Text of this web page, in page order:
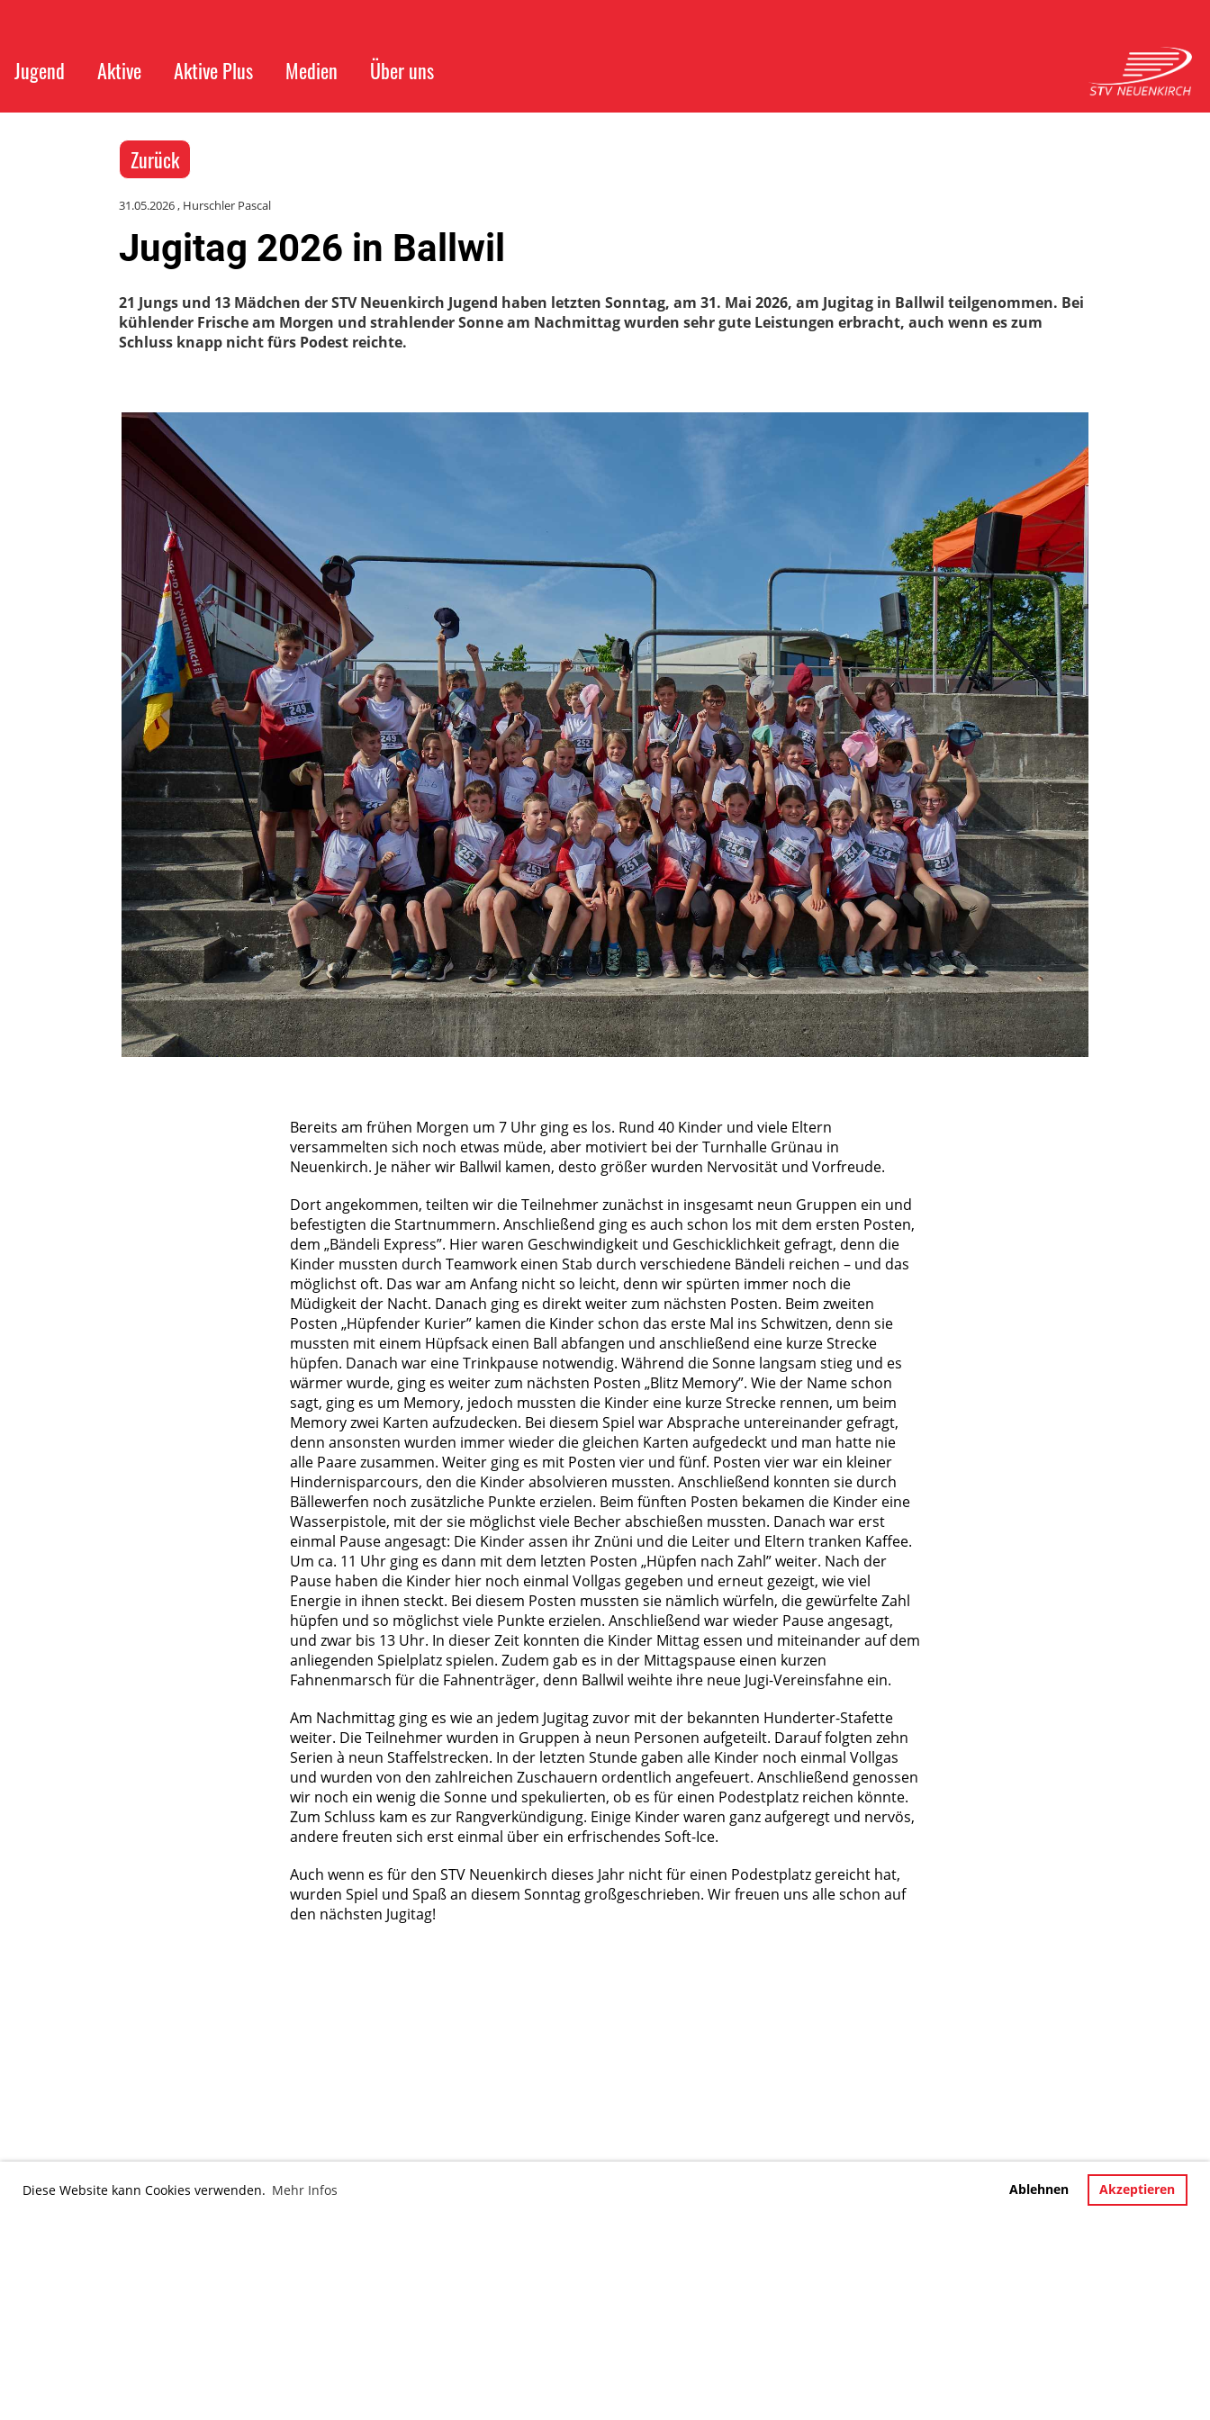
Diese Website kann Cookies verwenden. Mehr Infos Ablehnen Akzeptieren
Jugend Aktive Aktive Plus Medien Über uns
Zurück
31.05.2026, Hurschler Pascal
Jugitag 2026 in Ballwil
21 Jungs und 13 Mädchen der STV Neuenkirch Jugend haben letzten Sonntag, am 31. Mai 2026, am Jugitag in Ballwil teilgenommen. Bei
kühlender Frische am Morgen und strahlender Sonne am Nachmittag wurden sehr gute Leistungen erbracht, auch wenn es zum
Schluss knapp nicht fürs Podest reichte.
Bereits am frühen Morgen um 7 Uhr ging es los. Rund 40 Kinder und viele Eltern
versammelten sich noch etwas müde, aber motiviert bei der Turnhalle Grünau in
Neuenkirch. Je näher wir Ballwil kamen, desto größer wurden Nervosität und Vorfreude.
Dort angekommen, teilten wir die Teilnehmer zunächst in insgesamt neun Gruppen ein und
befestigten die Startnummern. Anschließend ging es auch schon los mit dem ersten Posten,
dem „Bändeli Express”. Hier waren Geschwindigkeit und Geschicklichkeit gefragt, denn die
Kinder mussten durch Teamwork einen Stab durch verschiedene Bändeli reichen – und das
möglichst oft. Das war am Anfang nicht so leicht, denn wir spürten immer noch die
Müdigkeit der Nacht. Danach ging es direkt weiter zum nächsten Posten. Beim zweiten
Posten „Hüpfender Kurier” kamen die Kinder schon das erste Mal ins Schwitzen, denn sie
mussten mit einem Hüpfsack einen Ball abfangen und anschließend eine kurze Strecke
hüpfen. Danach war eine Trinkpause notwendig. Während die Sonne langsam stieg und es
wärmer wurde, ging es weiter zum nächsten Posten „Blitz Memory”. Wie der Name schon
sagt, ging es um Memory, jedoch mussten die Kinder eine kurze Strecke rennen, um beim
Memory zwei Karten aufzudecken. Bei diesem Spiel war Absprache untereinander gefragt,
denn ansonsten wurden immer wieder die gleichen Karten aufgedeckt und man hatte nie
alle Paare zusammen. Weiter ging es mit Posten vier und fünf. Posten vier war ein kleiner
Hindernisparcours, den die Kinder absolvieren mussten. Anschließend konnten sie durch
Bällewerfen noch zusätzliche Punkte erzielen. Beim fünften Posten bekamen die Kinder eine
Wasserpistole, mit der sie möglichst viele Becher abschießen mussten. Danach war erst
einmal Pause angesagt: Die Kinder assen ihr Znüni und die Leiter und Eltern tranken Kaffee.
Um ca. 11 Uhr ging es dann mit dem letzten Posten „Hüpfen nach Zahl” weiter. Nach der
Pause haben die Kinder hier noch einmal Vollgas gegeben und erneut gezeigt, wie viel
Energie in ihnen steckt. Bei diesem Posten mussten sie nämlich würfeln, die gewürfelte Zahl
hüpfen und so möglichst viele Punkte erzielen. Anschließend war wieder Pause angesagt,
und zwar bis 13 Uhr. In dieser Zeit konnten die Kinder Mittag essen und miteinander auf dem
anliegenden Spielplatz spielen. Zudem gab es in der Mittagspause einen kurzen
Fahnenmarsch für die Fahnenträger, denn Ballwil weihte ihre neue Jugi-Vereinsfahne ein.
Am Nachmittag ging es wie an jedem Jugitag zuvor mit der bekannten Hunderter-Stafette
weiter. Die Teilnehmer wurden in Gruppen à neun Personen aufgeteilt. Darauf folgten zehn
Serien à neun Staffelstrecken. In der letzten Stunde gaben alle Kinder noch einmal Vollgas
und wurden von den zahlreichen Zuschauern ordentlich angefeuert. Anschließend genossen
wir noch ein wenig die Sonne und spekulierten, ob es für einen Podestplatz reichen könnte.
Zum Schluss kam es zur Rangverkündigung. Einige Kinder waren ganz aufgeregt und nervös,
andere freuten sich erst einmal über ein erfrischendes Soft-Ice.
Auch wenn es für den STV Neuenkirch dieses Jahr nicht für einen Podestplatz gereicht hat,
wurden Spiel und Spaß an diesem Sonntag großgeschrieben. Wir freuen uns alle schon auf
den nächsten Jugitag!